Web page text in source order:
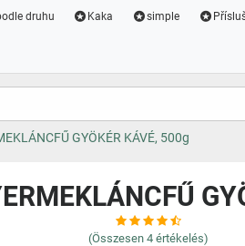
druhu Kaka simple
GYÖKÉR KÁVÉ, 500g
(Összesen 4 értékelés)